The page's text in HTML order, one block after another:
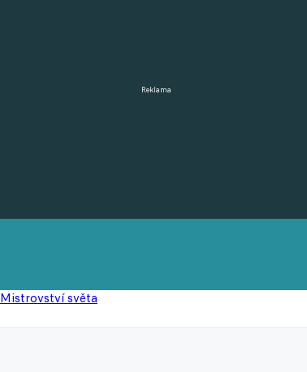
Reklama
Mistrovství světa